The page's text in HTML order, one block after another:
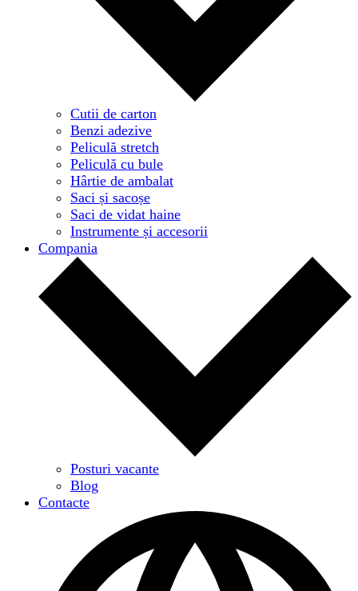
Cutii de carton
Benzi adezive
Peliculă stretch
Peliculă cu bule
Hârtie de ambalat
Saci și sacoșe
Saci de vidat haine
Instrumente și accesorii
Compania
Posturi vacante
Blog
Contacte